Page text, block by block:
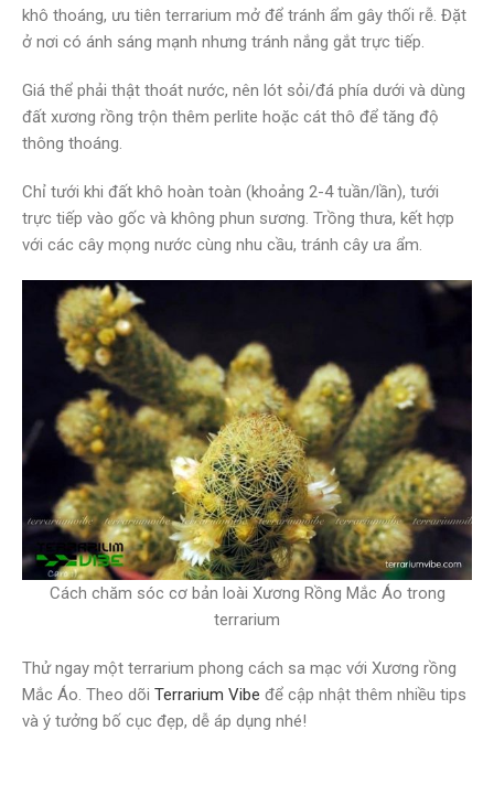
khô thoáng, ưu tiên terrarium mở để tránh ẩm gây thối rễ. Đặt
ở nơi có ánh sáng mạnh nhưng tránh nắng gắt trực tiếp.
Giá thể phải thật thoát nước, nên lót sỏi/đá phía dưới và dùng
đất xương rồng trộn thêm perlite hoặc cát thô để tăng độ
thông thoáng.
Chỉ tưới khi đất khô hoàn toàn (khoảng 2-4 tuần/lần), tưới
trực tiếp vào gốc và không phun sương. Trồng thưa, kết hợp
với các cây mọng nước cùng nhu cầu, tránh cây ưa ẩm.
Cách chăm sóc cơ bản loài Xương Rồng Mắc Áo trong
terrarium
Thử ngay một terrarium phong cách sa mạc với Xương rồng
Mắc Áo. Theo dõi Terrarium Vibe để cập nhật thêm nhiều tips
và ý tưởng bố cục đẹp, dễ áp dụng nhé!